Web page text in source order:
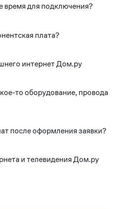
время для подключения?
плата?
интернет Дом.ру
то оборудование, провода
после оформления заявки?
и телевидения Дом.ру